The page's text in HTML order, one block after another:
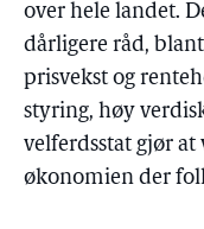
over hele landet.
dårligere råd,
prisvekst og
styring, høy
velferdsstat gjør
økonomien der